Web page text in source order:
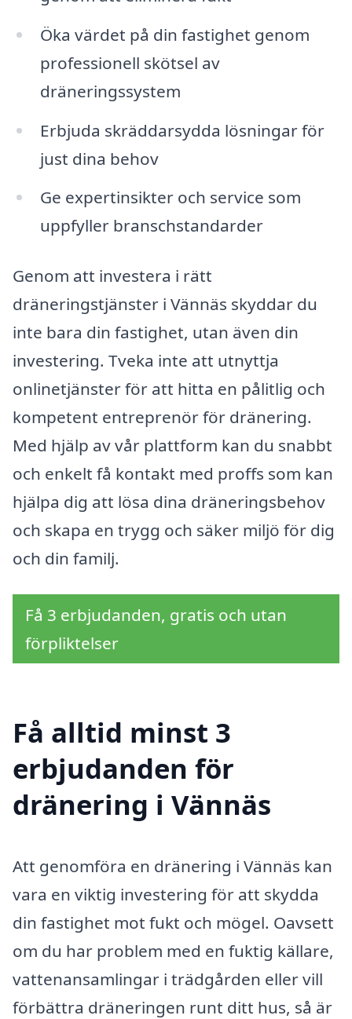
Öka värdet på din fastighet genom
professionell skötsel av
dräneringssystem
Erbjuda skräddarsydda lösningar för
just dina behov
Ge expertinsikter och service som
uppfyller branschstandarder
Genom att investera i rätt
dräneringstjänster i Vännäs skyddar du
inte bara din fastighet, utan även din
investering. Tveka inte att utnyttja
onlinetjänster för att hitta en pålitlig och
kompetent entreprenör för dränering.
Med hjälp av vår plattform kan du snabbt
och enkelt få kontakt med proffs som kan
hjälpa dig att lösa dina dräneringsbehov
och skapa en trygg och säker miljö för dig
och din familj.
Få 3 erbjudanden, gratis och utan
förpliktelser
Få alltid minst 3
erbjudanden för
dränering i Vännäs
Att genomföra en dränering i Vännäs kan
vara en viktig investering för att skydda
din fastighet mot fukt och mögel. Oavsett
om du har problem med en fuktig källare,
vattenansamlingar i trädgården eller vill
förbättra dräneringen runt ditt hus, så är